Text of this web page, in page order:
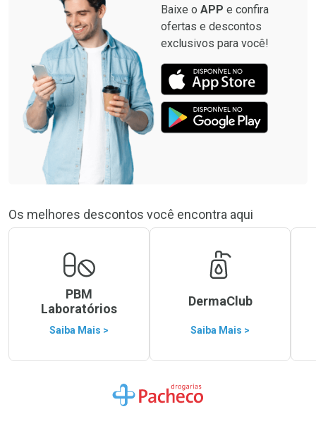
Baixe o APP e confira
ofertas e descontos
exclusivos para você!
Os melhores descontos você encontra aqui
PBM
Laboratórios
Saiba Mais >
DermaClub
Saiba Mais >
Ir para a Home